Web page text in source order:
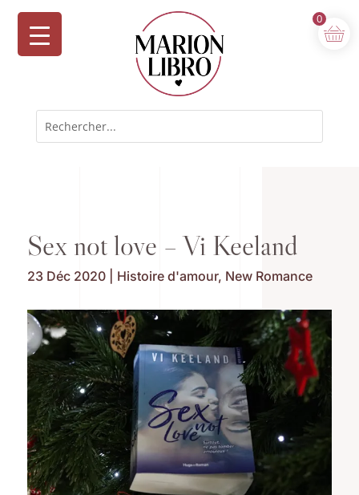
Sex not love – Vi Keeland
23 Déc 2020| Histoire d'amour, New Romance
0